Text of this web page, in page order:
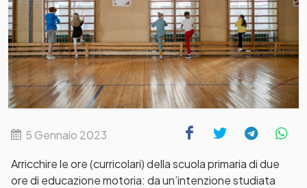
5 Gennaio 2023
Arricchire le ore (curricolari) della scuola primaria di due
ore di educazione motoria: da un’intenzione studiata